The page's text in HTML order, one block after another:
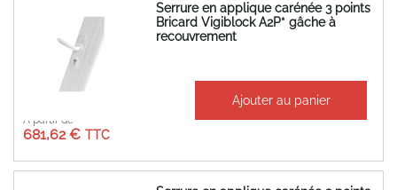
Serrure en applique carénée 3 points
Bricard Vigiblock A2P* gâche à
recouvrement
À partir de
681,62 €
Ajouter au panier